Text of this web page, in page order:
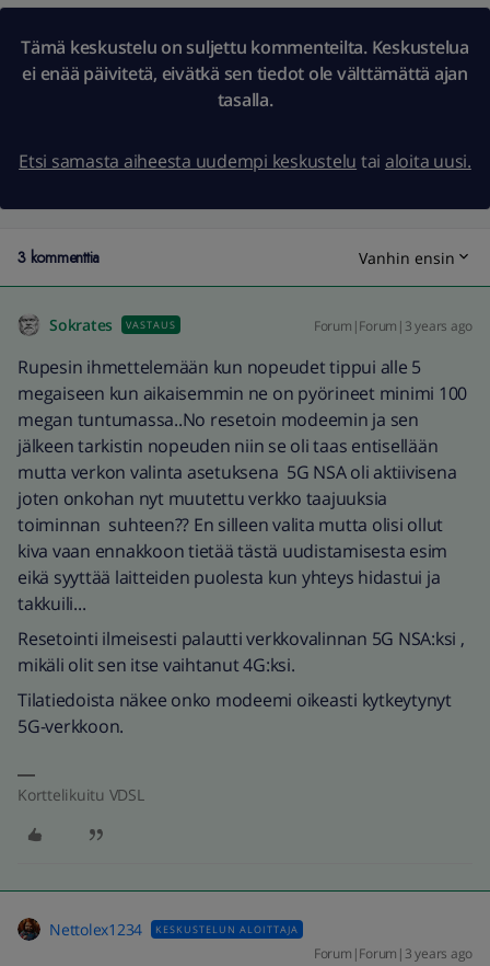
Tämä keskustelu on suljettu kommenteilta. Keskustelua
ei enää päivitetä, eivätkä sen tiedot ole välttämättä ajan
tasalla.
Etsi samasta aiheesta uudempi keskustelu tai aloita uusi.
3 kommenttia Vanhin ensin
Sokrates VASTAUS Forum|Forum|3 years ago
Rupesin ihmettelemään kun nopeudet tippui alle 5
megaiseen kun aikaisemmin ne on pyörineet minimi 100
megan tuntumassa..No resetoin modeemin ja sen
jälkeen tarkistin nopeuden niin se oli taas entisellään
mutta verkon valinta asetuksena 5G NSA oli aktiivisena
joten onkohan nyt muutettu verkko taajuuksia
toiminnan suhteen?? En silleen valita mutta olisi ollut
kiva vaan ennakkoon tietää tästä uudistamisesta esim
eikä syyttää laitteiden puolesta kun yhteys hidastui ja
takkuili...
Resetointi ilmeisesti palautti verkkovalinnan 5G NSA:ksi ,
mikäli olit sen itse vaihtanut 4G:ksi.
Tilatiedoista näkee onko modeemi oikeasti kytkeytynyt
5G-verkkoon.
Korttelikuitu VDSL
Nettolex1234 KESKUSTELUN ALOITTAJA
Forum|Forum|3 years ago